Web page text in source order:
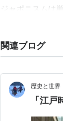
ジャポニスムは
の一つの段階と
関連ブログ
歴史と世界
「江戸